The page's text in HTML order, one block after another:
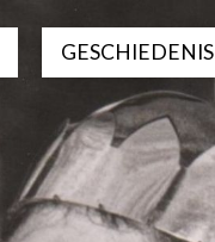
GESCHIEDENIS